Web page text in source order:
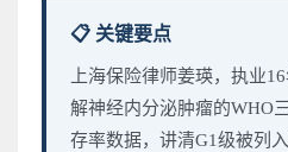
📋 关键要点
上海保险律师姜瑛，执业
解神经内分泌肿瘤的WHO
存率数据，讲清G1级被列